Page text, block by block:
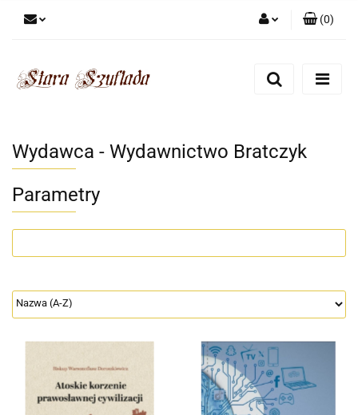
Zarejestruj się
(0)
Wydawca - Wydawnictwo Bratczyk
Parametry